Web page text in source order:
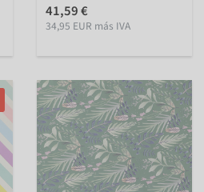
41,59 €
34,95 EUR más IVA